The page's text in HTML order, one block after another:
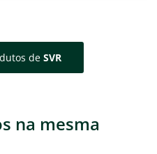
de SVR
na mesma